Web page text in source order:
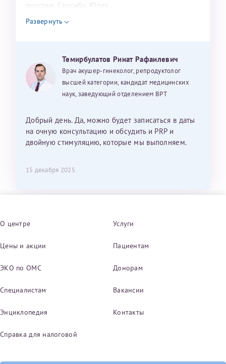
дуостим. Спасибо. Юлия
Развернуть
Темирбулатов Ринат Рафаилевич
Врач акушер-гинеколог, репродуктолог
высшей категории, кандидат медицинских
наук, заведующий отделением ВРТ
Добрый день. Да, можно будет записаться в даты
на очную консультацию и обсудить и PRP и
двойную стимуляцию, которые мы выполняем.
15 декабря 2025
О центре Услуги
Цены и акции Пациентам
ЭКО по ОМС Донорам
Специалистам Вакансии
Энциклопедия Контакты
Справка для налоговой